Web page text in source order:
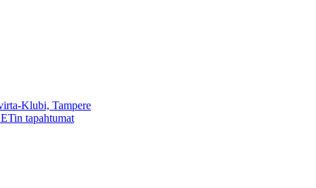
Klubi, Tampere
tapahtumat